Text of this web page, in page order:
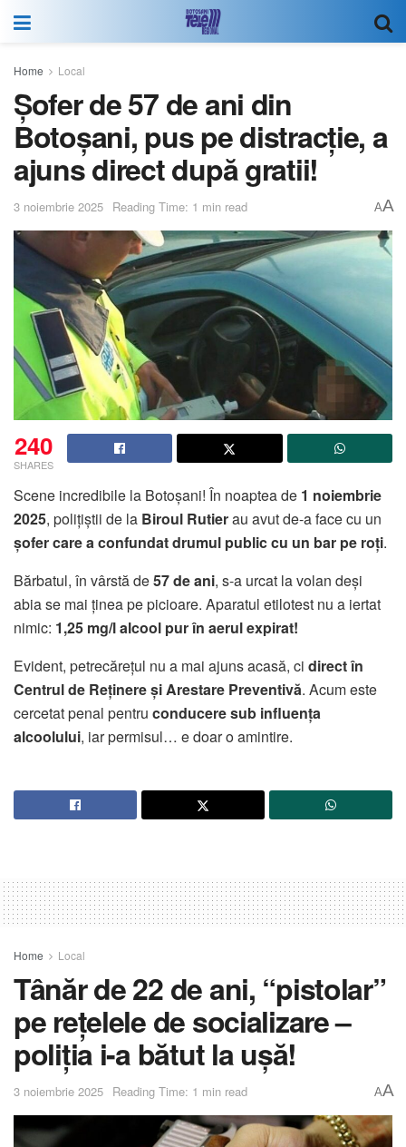
Home Local
Șofer de 57 de ani din
Botoșani, pus pe distracție, a
ajuns direct după gratii!
3 noiembrie 2025 Reading Time: 1 min read AA
240
SHARES
Scene incredibile la Botoșani! În noaptea de 1 noiembrie
2025, polițiștii de la Biroul Rutierau avut de-a face cu un
șofer care a confundat drumul public cu un bar pe roți.
Bărbatul, în vârstă de57 de ani, s-a urcat la volan deși
abia se mai ținea pe picioare. Aparatul etilotest nu a iertat
nimic: 1,25 mg/l alcool pur în aerul expirat!
Evident, petrecărețul nu a mai ajuns acasă, ci direct în
Centrul de Reținere și Arestare Preventivă. Acum este
cercetat penal pentru conducere sub influența
alcoolului, iar permisul… e doar o amintire.
Home Local
Tânăr de 22 de ani, “pistolar”
pe rețelele de socializare –
poliția i-a bătut la ușă!
3 noiembrie 2025 Reading Time: 1 min read AA